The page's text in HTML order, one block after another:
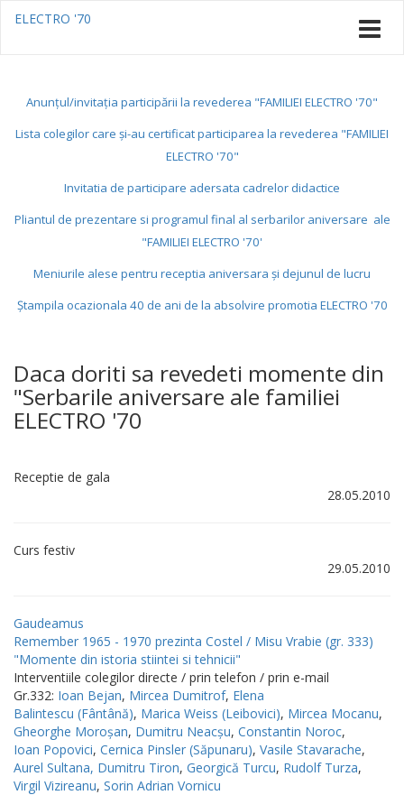
ELECTRO '70
Anunţul/invitaţia participării la revederea "FAMILIEI ELECTRO '70"
Lista colegilor care şi-au certificat participarea la revederea "FAMILIEI
ELECTRO '70"
Invitatia de participare adersata cadrelor didactice
Pliantul de prezentare si programul final al serbarilor aniversare ale
"FAMILIEI ELECTRO '70'
Meniurile alese pentru receptia aniversara şi dejunul de lucru
Ştampila ocazionala 40 de ani de la absolvire promotia ELECTRO '70
Daca doriti sa revedeti momente din
"Serbarile aniversare ale familiei
ELECTRO '70
Receptie de gala
28.05.2010
Curs festiv
29.05.2010
Gaudeamus
Remember 1965 - 1970 prezinta Costel / Misu Vrabie (gr. 333)
"Momente din istoria stiintei si tehnicii"
Interventiile colegilor directe / prin telefon / prin e-mail
Gr.332: Ioan Bejan, Mircea Dumitrof, Elena
Balintescu (Fântână), Marica Weiss (Leibovici), Mircea Mocanu,
Gheorghe Moroşan, Dumitru Neacşu, Constantin Noroc,
Ioan Popovici, Cernica Pinsler (Săpunaru), Vasile Stavarache,
Aurel Sultana, Dumitru Tiron, Georgică Turcu, Rudolf Turza,
Virgil Vizireanu, Sorin Adrian Vornicu